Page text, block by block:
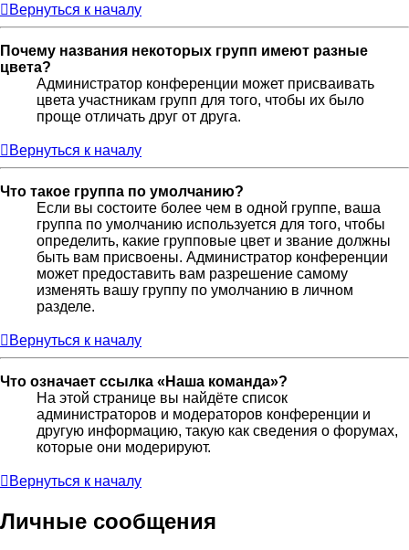
Вернуться к началу
Почему названия некоторых групп имеют разные
цвета?
Администратор конференции может присваивать
цвета участникам групп для того, чтобы их было
проще отличать друг от друга.
Вернуться к началу
Что такое группа по умолчанию?
Если вы состоите более чем в одной группе, ваша
группа по умолчанию используется для того, чтобы
определить, какие групповые цвет и звание должны
быть вам присвоены. Администратор конференции
может предоставить вам разрешение самому
изменять вашу группу по умолчанию в личном
разделе.
Вернуться к началу
Что означает ссылка «Наша команда»?
На этой странице вы найдёте список
администраторов и модераторов конференции и
другую информацию, такую как сведения о форумах,
которые они модерируют.
Вернуться к началу
Личные сообщения